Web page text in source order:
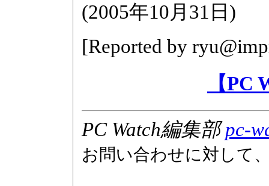
(2005年10月31日 )
[Reported by
【PC
PC Watch編集部pc-
お問い合わせに対して